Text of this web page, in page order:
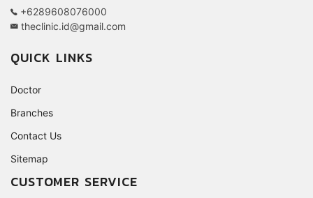
+6289608076000
theclinic.id@gmail.com
QUICK LINKS
Doctor
Branches
Contact Us
Sitemap
CUSTOMER SERVICE